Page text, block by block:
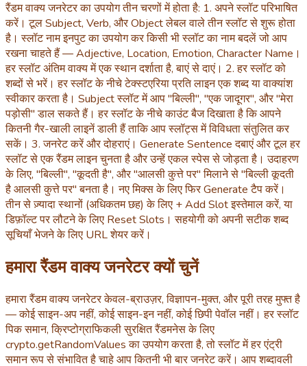
रैंडम वाक्य जनरेटर का उपयोग तीन चरणों में होता है: 1. अपने स्लॉट परिभाषित
करें। टूल Subject, Verb, और Object लेबल वाले तीन स्लॉट से शुरू होता
है। स्लॉट नाम इनपुट का उपयोग कर किसी भी स्लॉट का नाम बदलें जो आप
रखना चाहते हैं — Adjective, Location, Emotion, Character Name।
हर स्लॉट अंतिम वाक्य में एक स्थान दर्शाता है, बाएं से दाएं। 2. हर स्लॉट को
शब्दों से भरें। हर स्लॉट के नीचे टेक्स्टएरिया प्रति लाइन एक शब्द या वाक्यांश
स्वीकार करता है। Subject स्लॉट में आप "बिल्ली", "एक जादूगर", और "मेरा
पड़ोसी" डाल सकते हैं। हर स्लॉट के नीचे काउंट बैज दिखाता है कि आपने
कितनी गैर-खाली लाइनें डाली हैं ताकि आप स्लॉट्स में विविधता संतुलित कर
सकें। 3. जनरेट करें और दोहराएं। Generate Sentence दबाएं और टूल हर
स्लॉट से एक रैंडम लाइन चुनता है और उन्हें एकल स्पेस से जोड़ता है। उदाहरण
के लिए, "बिल्ली", "कूदती है", और "आलसी कुत्ते पर" मिलाने से "बिल्ली कूदती
है आलसी कुत्ते पर" बनता है। नए मिक्स के लिए फिर Generate टैप करें।
तीन से ज़्यादा स्थानों (अधिकतम छह) के लिए + Add Slot इस्तेमाल करें, या
डिफ़ॉल्ट पर लौटने के लिए Reset Slots। सहयोगी को अपनी सटीक शब्द
सूचियाँ भेजने के लिए URL शेयर करें।
हमारा रैंडम वाक्य जनरेटर क्यों चुनें
हमारा रैंडम वाक्य जनरेटर केवल-ब्राउज़र, विज्ञापन-मुक्त, और पूरी तरह मुफ्त है
— कोई साइन-अप नहीं, कोई साइन-इन नहीं, कोई छिपी पेवॉल नहीं। हर स्लॉट
पिक समान, क्रिप्टोग्राफिकली सुरक्षित रैंडमनेस के लिए
crypto.getRandomValues का उपयोग करता है, तो स्लॉट में हर एंट्री
समान रूप से संभावित है चाहे आप कितनी भी बार जनरेट करें। आप शब्दावली